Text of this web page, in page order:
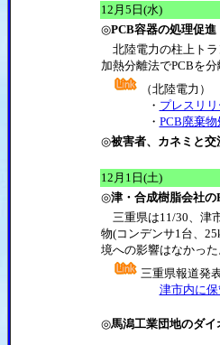
12月5日(水)
◎PCB容器の処理促
北陸電力の柱上トラ
加熱分離法でPCBを分
（北陸電力）
・ プレスリ
・ PCB廃棄
◎被害者、カネミと
12月1日(土)
◎津・合成樹脂会社
三重県は11/30、津
物(コンデンサ1台、
境への影響はなかった
三重県報道発
津市内に
◎馬潟工業団地のダイ